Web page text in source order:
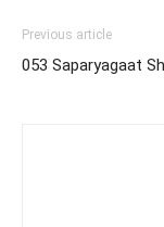
Previous article
053 Saparyagaat